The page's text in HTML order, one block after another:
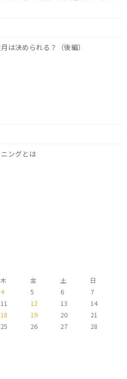
は決められる？（後編）
ングとは
木 金 土
日
4 5 6
7
11 12 13
14
18 19 20
21
25 26 27
28